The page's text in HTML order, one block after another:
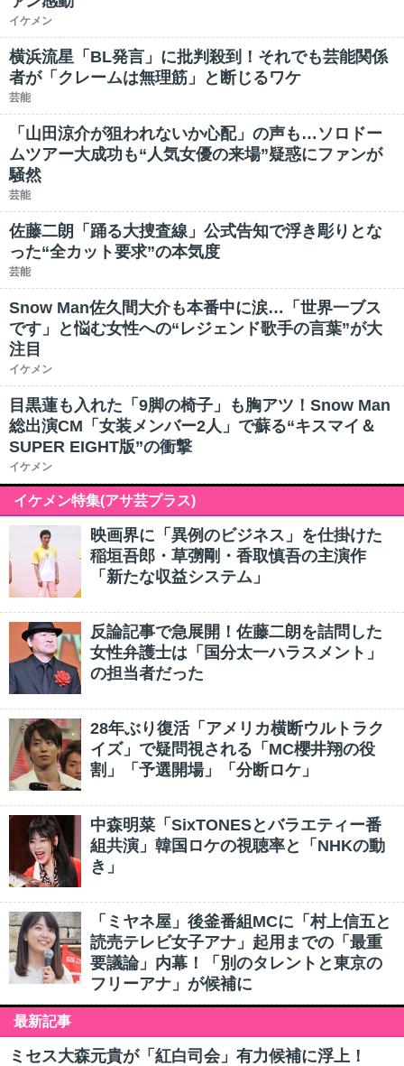
イケメン
横浜流星「BL発言」に批判殺到！それでも芸能関係
者が「クレームは無理筋」と断じるワケ
芸能
「山田涼介が狙われないか心配」の声も…ソロドー
ムツアー大成功も“人気女優の来場”疑惑にファンが
騒然
芸能
佐藤二朗「踊る大捜査線」公式告知で浮き彫りとな
った“全カット要求”の本気度
芸能
Snow Man佐久間大介も本番中に涙…「世界一ブス
です」と悩む女性への“レジェンド歌手の言葉”が大
注目
イケメン
目黒蓮も入れた「9脚の椅子」も胸アツ！Snow Man
総出演CM「女装メンバー2人」で蘇る“キスマイ＆
SUPER EIGHT版”の衝撃
イケメン
イケメン特集(アサ芸プラス)
映画界に「異例のビジネス」を仕掛けた
稲垣吾郎・草彅剛・香取慎吾の主演作
「新たな収益システム」
反論記事で急展開！佐藤二朗を詰問した
女性弁護士は「国分太一ハラスメント」
の担当者だった
28年ぶり復活「アメリカ横断ウルトラク
イズ」で疑問視される「MC櫻井翔の役
割」「予選開場」「分断ロケ」
中森明菜「SixTONESとバラエティー番
組共演」韓国ロケの視聴率と「NHKの動
き」
「ミヤネ屋」後釜番組MCに「村上信五と
読売テレビ女子アナ」起用までの「最重
要議論」内幕！「別のタレントと東京の
フリーアナ」が候補に
最新記事
ミセス大森元貴が「紅白司会」有力候補に浮上！